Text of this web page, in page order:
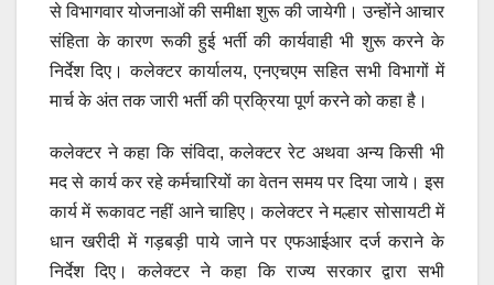
से विभागवार योजनाओं की समीक्षा शुरू की जायेगी। उन्होंने आचार
संहिता के कारण रूकी हुई भर्ती की कार्यवाही भी शुरू करने के
निर्देश दिए। कलेक्टर कार्यालय, एनएचएम सहित सभी विभागों में
मार्च के अंत तक जारी भर्ती की प्रक्रिया पूर्ण करने को कहा है।
कलेक्टर ने कहा कि संविदा, कलेक्टर रेट अथवा अन्य किसी भी
मद से कार्य कर रहे कर्मचारियों का वेतन समय पर दिया जाये। इस
कार्य में रूकावट नहीं आने चाहिए। कलेक्टर ने मल्हार सोसायटी में
धान खरीदी में गड़बड़ी पाये जाने पर एफआईआर दर्ज कराने के
निर्देश दिए। कलेक्टर ने कहा कि राज्य सरकार द्वारा सभी